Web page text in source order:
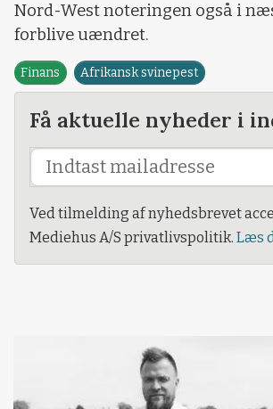
Nord-West noteringen også i
forblive uændret.
Finans Afrikansk svinepest
Få aktuelle nyheder i
Ved tilmelding af nyhedsbrevet
Mediehus A/S privatlivspolitik. Læs